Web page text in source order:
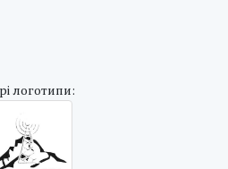
логотипи: